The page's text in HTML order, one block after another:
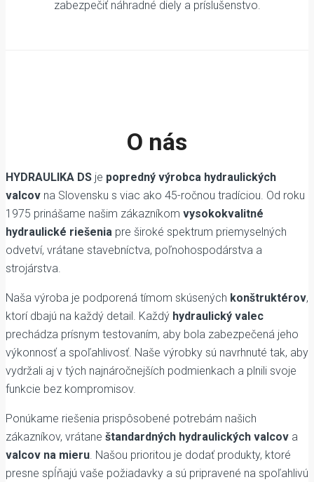
zabezpečiť náhradné diely a príslušenstvo.
O nás
HYDRAULIKA DS je popredný výrobca hydraulických
valcov na Slovensku s viac ako 45-ročnou tradíciou. Od roku
1975 prinášame našim zákazníkom vysokokvalitné
hydraulické riešenia pre široké spektrum priemyselných
odvetví, vrátane stavebníctva, poľnohospodárstva a
strojárstva.
Naša výroba je podporená tímom skúsených konštruktérov,
ktorí dbajú na každý detail. Každý hydraulický valec
prechádza prísnym testovaním, aby bola zabezpečená jeho
výkonnosť a spoľahlivosť. Naše výrobky sú navrhnuté tak, aby
vydržali aj v tých najnáročnejších podmienkach a plnili svoje
funkcie bez kompromisov.
Ponúkame riešenia prispôsobené potrebám našich
zákazníkov, vrátane štandardných hydraulických valcov a
valcov na mieru. Našou prioritou je dodať produkty, ktoré
presne spĺňajú vaše požiadavky a sú pripravené na spoľahlivú